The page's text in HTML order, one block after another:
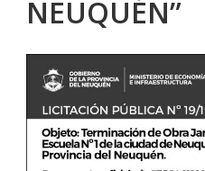
NEUQUÉN”